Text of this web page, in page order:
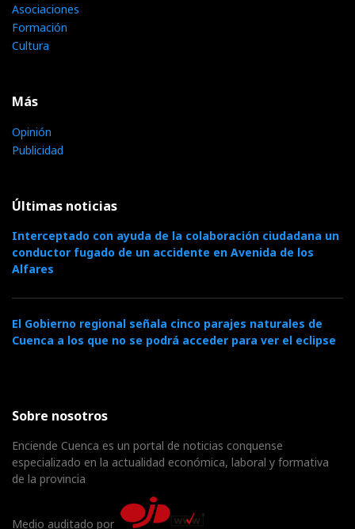
Asociaciones
Formación
Cultura
Más
Opinión
Publicidad
Últimas noticias
Interceptado con ayuda de la colaboración ciudadana un
conductor fugado de un accidente en Avenida de los
Alfares
El Gobierno regional señala cinco parajes naturales de
Cuenca a los que no se podrá acceder para ver el eclipse
Sobre nosotros
Enciende Cuenca es un portal de noticias conquense
especializado en la actualidad económica, laboral y formativa
de la provincia
Medio auditado por